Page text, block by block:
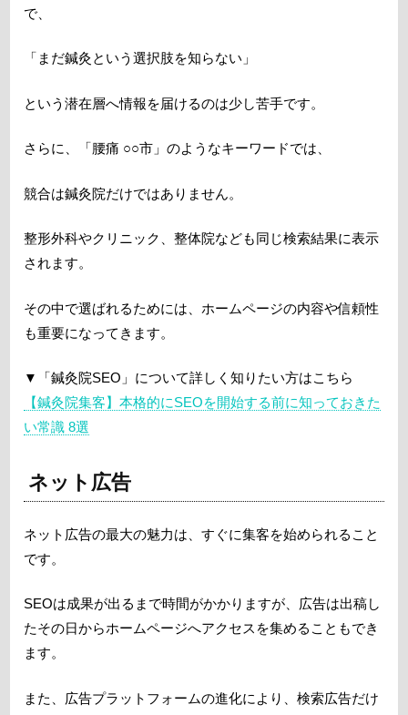
で、
「まだ鍼灸という選択肢を知らない」
という潜在層へ情報を届けるのは少し苦手です。
さらに、「腰痛 ○○市」のようなキーワードでは、
競合は鍼灸院だけではありません。
整形外科やクリニック、整体院なども同じ検索結果に表示
されます。
その中で選ばれるためには、ホームページの内容や信頼性
も重要になってきます。
▼「鍼灸院SEO」について詳しく知りたい方はこちら
【鍼灸院集客】本格的にSEOを開始する前に知っておきた
い常識 8選
ネット広告
ネット広告の最大の魅力は、すぐに集客を始められること
です。
SEOは成果が出るまで時間がかかりますが、広告は出稿し
たその日からホームページへアクセスを集めることもでき
ます。
また、広告プラットフォームの進化により、検索広告だけ